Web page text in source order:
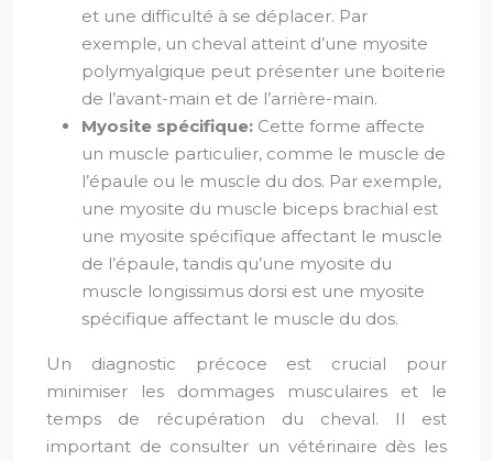
et une difficulté à se déplacer. Par
exemple, un cheval atteint d’une myosite
polymyalgique peut présenter une boiterie
de l’avant-main et de l’arrière-main.
Myosite spécifique: Cette forme affecte
un muscle particulier, comme le muscle de
l’épaule ou le muscle du dos. Par exemple,
une myosite du muscle biceps brachial est
une myosite spécifique affectant le muscle
de l’épaule, tandis qu’une myosite du
muscle longissimus dorsi est une myosite
spécifique affectant le muscle du dos.
Un diagnostic précoce est crucial pour
minimiser les dommages musculaires et le
temps de récupération du cheval. Il est
important de consulter un vétérinaire dès les